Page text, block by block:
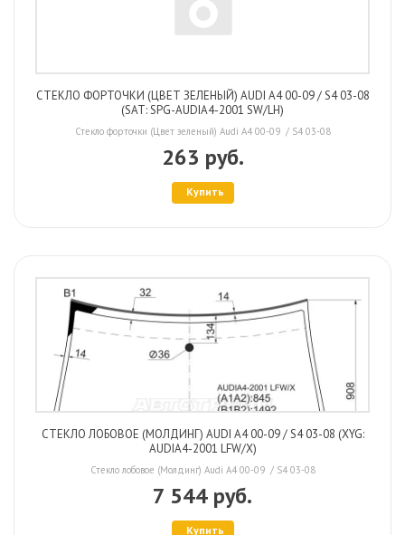
СТЕКЛО ФОРТОЧКИ (ЦВЕТ ЗЕЛЕНЫЙ) AUDI A4 00-09 / S4 03-08
(SAT: SPG-AUDIA4-2001 SW/LH)
Стекло форточки (Цвет зеленый) Audi A4 00-09 / S4 03-08
263 руб.
Купить
СТЕКЛО ЛОБОВОЕ (МОЛДИНГ) AUDI A4 00-09 / S4 03-08 (XYG:
AUDIA4-2001 LFW/X)
Стекло лобовое (Молдинг) Audi A4 00-09 / S4 03-08
7 544 руб.
Купить